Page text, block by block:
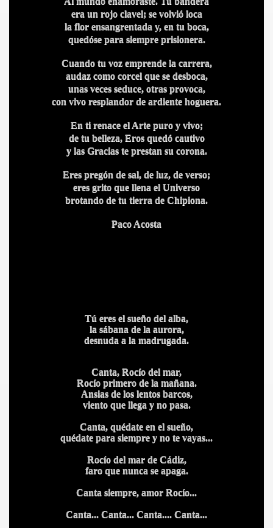
era un rojo clavel; se volvió loca
la flor ensangrentada y, en tu boca,
quedóse para siempre prisionera.
Cuando tu voz emprende la carrera,
audaz como corcel que se desboca,
unas veces seduce, otras provoca,
con vivo resplandor de ardiente hoguera.
En ti renace el Arte puro y vivo;
de tu belleza, Eros quedó cautivo
y las Gracias te prestan su corona.
Eres pregón de sal, de luz, de verso;
eres grito que llena el Universo
brotando de tu tierra de Chipiona.
Paco Acosta
Tú eres el sueño del alba,
la sábana de la aurora,
desnuda a la madrugada.
Canta, Rocío del mar,
Rocío primero de la mañana.
Ansias de los lentos barcos,
viento que llega y no pasa.
Canta, quédate en el sueño,
quédate para siempre y no te vayas...
Rocío del mar de Cádiz,
faro que nunca se apaga.
Canta siempre, amor Rocío...
Canta... Canta... Canta.... Canta...